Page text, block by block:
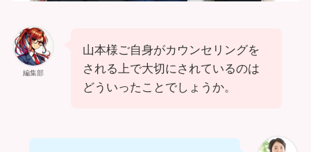
編集部
山本様ご自身がカウンセリングを
される上で大切にされているのは
どういったことでしょうか。